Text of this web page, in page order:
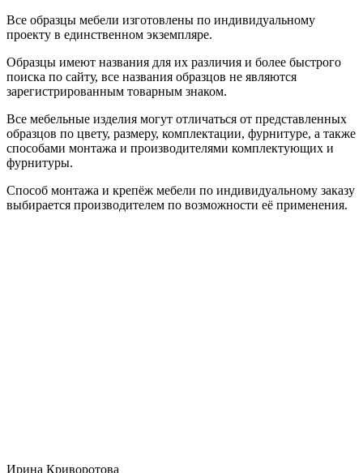
Все образцы мебели изготовлены по индивидуальному
проекту в единственном экземпляре.
Образцы имеют названия для их различия и более быстрого
поиска по сайту, все названия образцов не являются
зарегистрированным товарным знаком.
Все мебельные изделия могут отличаться от представленных
образцов по цвету, размеру, комплектации, фурнитуре, а также
способами монтажа и производителями комплектующих и
фурнитуры.
Способ монтажа и крепёж мебели по индивидуальному заказу
выбирается производителем по возможности её применения.
Ирина Криворотова